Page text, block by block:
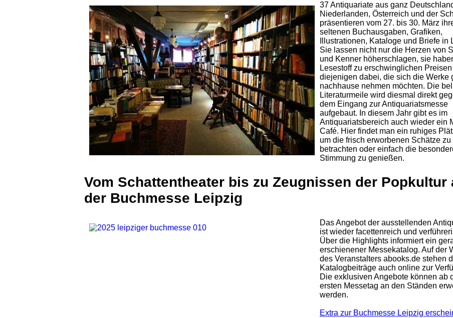
37 Antiquariate aus ganz
Niederlanden, Österreich und der
präsentieren vom 27. bis 30. März
seltenen Buchausgaben, Grafiken,
Illustrationen, Kataloge und Briefe in
Sie lassen nicht nur die Herzen von
und Kenner höherschlagen, sie
Lesestoff zu erschwinglichen Preisen
diejenigen dabei, die sich die Werke
nachhause nehmen möchten. Die
Literaturmeile wird diesmal direkt
dem Eingang zur Antiquariatsmesse
aufgebaut. In diesem Jahr gibt es im
Antiquariatsbereich auch wieder ein
Café. Hier findet man ein ruhiges
um die frisch erworbenen Schätze zu
betrachten oder einfach die
Stimmung zu genießen.
Vom Schattentheater bis zu Zeugnissen der Popkultur
der Buchmesse Leipzig
Das Angebot der ausstellenden
ist wieder facettenreich und
Über die Highlights informiert ein
erschienener Messekatalog. Auf der
des Veranstalters abooks.de stehen
Katalogbeiträge auch online zur
Die exklusiven Angebote können ab
ersten Messetag an den Ständen
werden.
Extra zur Buchmesse Leipzig